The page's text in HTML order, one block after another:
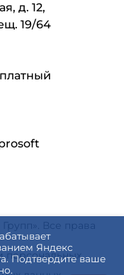
Яндекс
Подтвердите ваше
д. 12,
19/64
Все права
персональных